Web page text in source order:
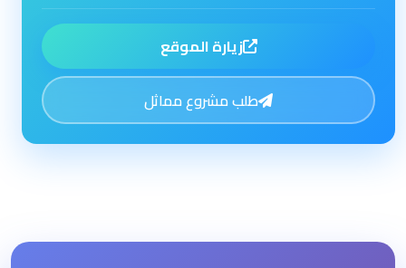
زيارة الموقع
طلب مشروع مماثل